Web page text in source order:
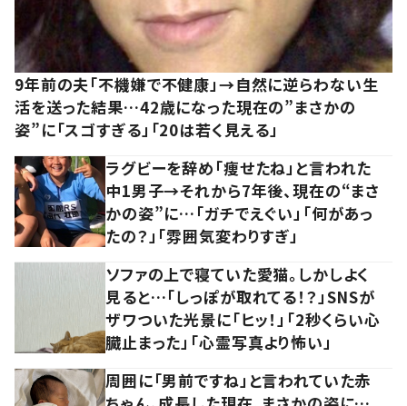
9年前の夫「不機嫌で不健康」→自然に逆らわない生
活を送った結果…42歳になった現在の”まさかの
姿”に「スゴすぎる」「20は若く見える」
ラグビーを辞め「痩せたね」と言われた
中1男子→それから7年後、現在の“まさ
かの姿”に…「ガチでえぐい」「何があっ
たの？」「雰囲気変わりすぎ」
ソファの上で寝ていた愛猫。しかしよく
見ると…「しっぽが取れてる！？」SNSが
ザワついた光景に「ヒッ！」「2秒くらい心
臓止まった」「心霊写真より怖い」
周囲に「男前ですね」と言われていた赤